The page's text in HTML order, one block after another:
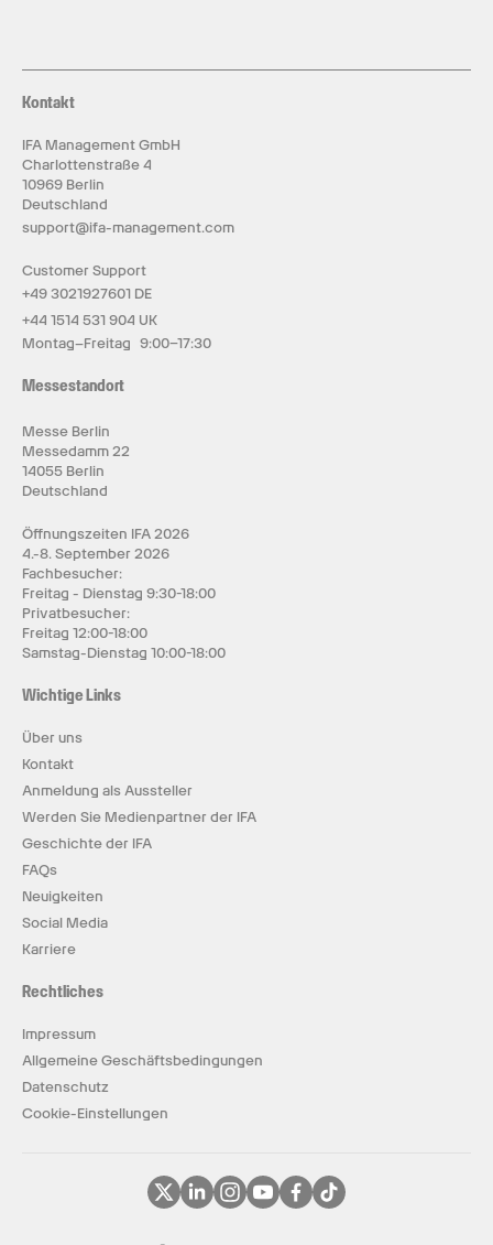
Kontakt
IFA Management GmbH
Charlottenstraße 4
10969 Berlin
Deutschland
support@ifa-management.com
Customer Support
+49 3021927601 DE
+44 1514 531 904 UK
Montag–Freitag 9:00–17:30
Messestandort
Messe Berlin
Messedamm 22
14055 Berlin
Deutschland
Öffnungszeiten IFA 2026
4.-8. September 2026
Fachbesucher:
Freitag - Dienstag 9:30-18:00
Privatbesucher:
Freitag 12:00-18:00
Samstag-Dienstag 10:00-18:00
Wichtige Links
Über uns
Kontakt
Anmeldung als Aussteller
Werden Sie Medienpartner der IFA
Geschichte der IFA
FAQs
Neuigkeiten
Social Media
Karriere
Rechtliches
Impressum
Allgemeine Geschäftsbedingungen
Datenschutz
Cookie-Einstellungen